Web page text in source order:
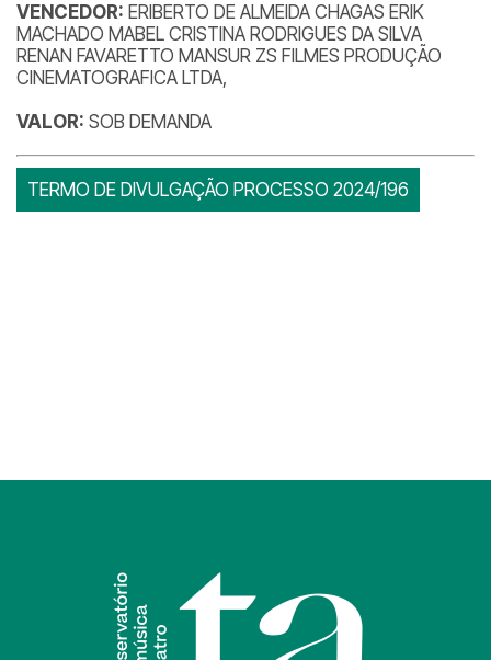
VENCEDOR: ERIBERTO DE ALMEIDA CHAGAS ERIK
MACHADO MABEL CRISTINA RODRIGUES DA SILVA
RENAN FAVARETTO MANSUR ZS FILMES PRODUÇÃO
CINEMATOGRAFICA LTDA,
VALOR: SOB DEMANDA
TERMO DE DIVULGAÇÃO PROCESSO 2024/196